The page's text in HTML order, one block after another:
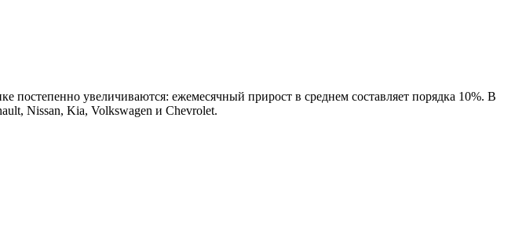
постепенно увеличиваются: ежемесячный прирост в среднем составляет порядка 10%. В
Nissan, Kia, Volkswagen и Chevrolet.